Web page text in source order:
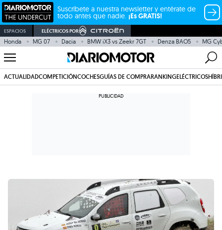
Suscríbete a nuestra newsletter y entérate de
todo antes que nadie. ¡Es GRATIS!
ESPACIOS ELÉCTRICOS POR
Honda MG 07 Dacia BMW iX3 vs Zeekr 7GT Denza BAO5 MG
ACTUALIDADCOMPETICIÓNCOCHESGUÍAS DE COMPRARANKINGELÉCTRICOS